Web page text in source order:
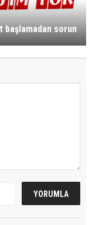
başlamadan sorun